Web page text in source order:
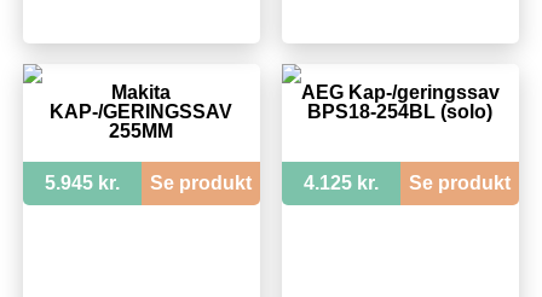
Makita
KAP-/GERINGSSAV
255MM
5.945 kr. Se produkt
AEG Kap-/geringssav
BPS18-254BL (solo)
4.125 kr. Se produkt